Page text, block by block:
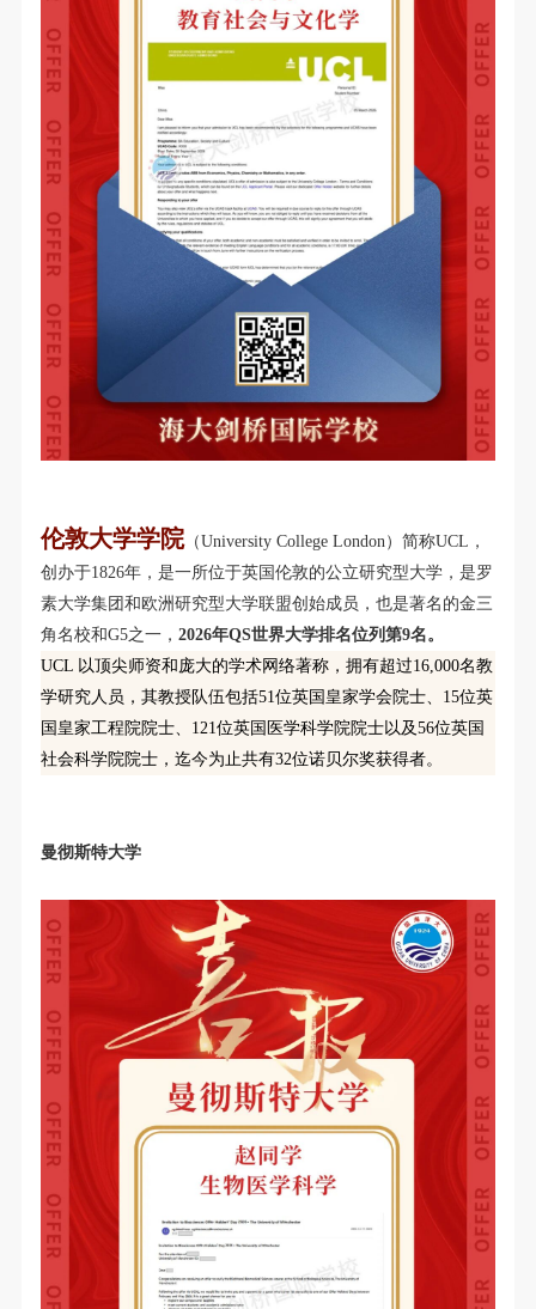
伦敦大学学院（University College London）简称UCL，
创办于1826年，是一所位于英国伦敦的公立研究型大学，是罗
素大学集团和欧洲研究型大学联盟创始成员，也是著名的金三
角名校和G5之一，2026年QS世界大学排名位列第9名。
UCL 以顶尖师资和庞大的学术网络著称，拥有超过16,000名教
学研究人员，其教授队伍包括51位英国皇家学会院士、15位英
国皇家工程院院士、121位英国医学科学院院士以及56位英国
社会科学院院士，迄今为止共有32位诺贝尔奖获得者。
曼彻斯特大学